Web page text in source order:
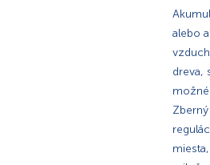
alebo
dreva,